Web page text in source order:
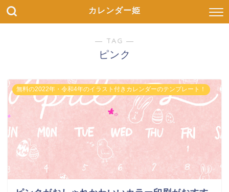
カレンダー姫
― TAG ―
ピンク
無料の2022年・令和4年のイラスト付きカレンダーのテンプレート！